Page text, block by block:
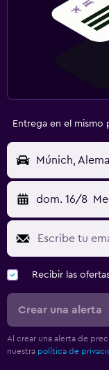
Entrega en el mismo
Múnich,
dom. 16/8
Recibir las
Crear una alerta
Al crear una alerta de
nuestra política de